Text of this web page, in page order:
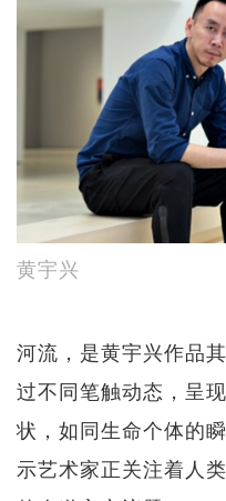
黄宇兴
河流，是黄宇兴作品
过不同笔触动态，呈
状，如同生命个体的
示艺术家正关注着人